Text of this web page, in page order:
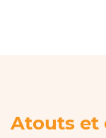
Atouts et